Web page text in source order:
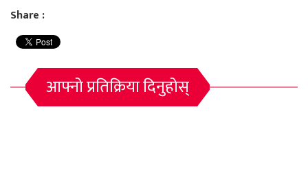
Share :
आफ्नो प्रतिक्रिया दिनुहोस्